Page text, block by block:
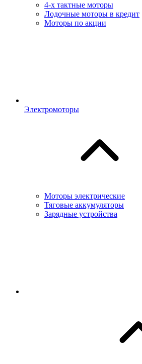
4-х тактные моторы
Лодочные моторы в кредит
Моторы по акции
Электромоторы
Моторы электрические
Тяговые аккумуляторы
Зарядные устройства